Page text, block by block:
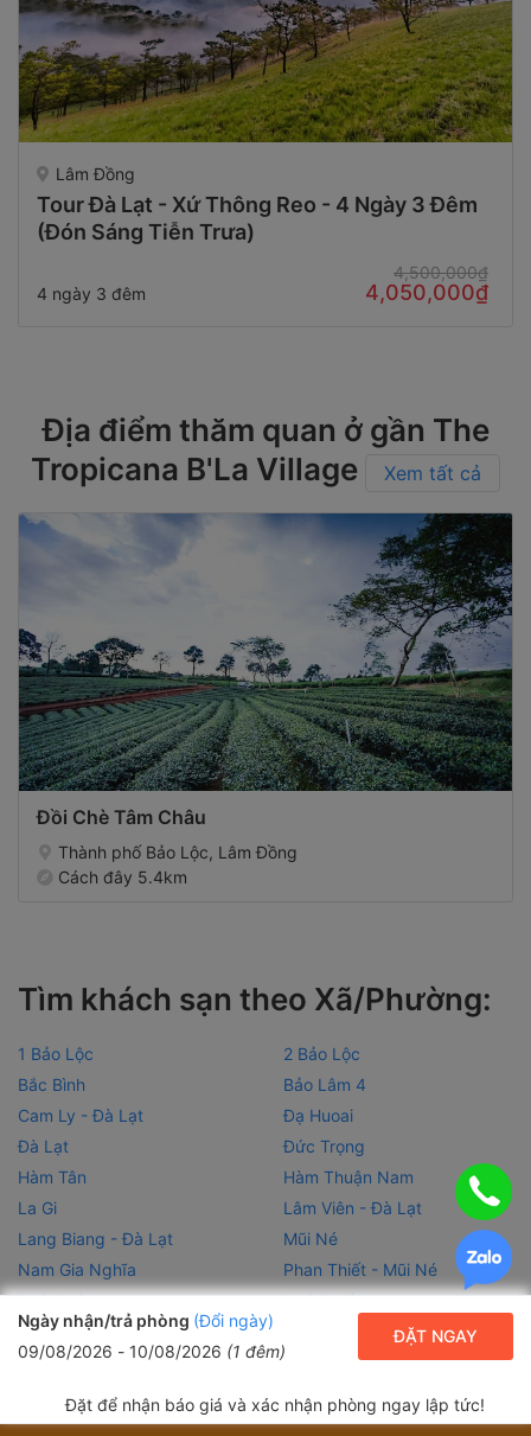
Ngày nhận/trả phòng (Đổi ngày)
09/08/2026 - 10/08/2026 (1 đêm)
ĐẶT NGAY
Đặt để nhận báo giá và xác nhận phòng ngay lập tức!
Lâm Đồng
Tour Đà Lạt - Xứ Thông Reo - 4 Ngày 3 Đêm
(Đón Sáng Tiễn Trưa)
4 ngày 3 đêm
4,500,000₫
4,050,000₫
Địa điểm thăm quan ở gần The
Tropicana B'La Village
Xem tất cả
Đồi Chè Tâm Châu
Thành phố Bảo Lộc, Lâm Đồng
Cách đây 5.4km
Tìm khách sạn theo Xã/Phường:
1 Bảo Lộc
2 Bảo Lộc
Bắc Bình
Bảo Lâm 4
Cam Ly - Đà Lạt
Đạ Huoai
Đà Lạt
Đức Trọng
Hàm Tân
Hàm Thuận Nam
La Gi
Lâm Viên - Đà Lạt
Lang Biang - Đà Lạt
Mũi Né
Nam Gia Nghĩa
Phan Thiết - Mũi Né
Phú Quý
Phú Thuỷ
Tuy Phong
Xuân Trường - Đà Lạt